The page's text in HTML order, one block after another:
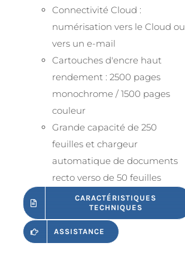
Connectivité Cloud :
numérisation vers le Cloud ou
vers un e-mail
Cartouches d'encre haut
rendement : 2500 pages
monochrome / 1500 pages
couleur
Grande capacité de 250
feuilles et chargeur
automatique de documents
recto verso de 50 feuilles
CARACTÉRISTIQUES
TECHNIQUES
ASSISTANCE